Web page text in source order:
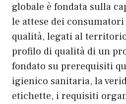
globale è fondata sulla
le attese dei
qualità, legati al
profilo di qualità di un
fondato su prerequisiti
igienico sanitaria, la
etichette, i requisiti